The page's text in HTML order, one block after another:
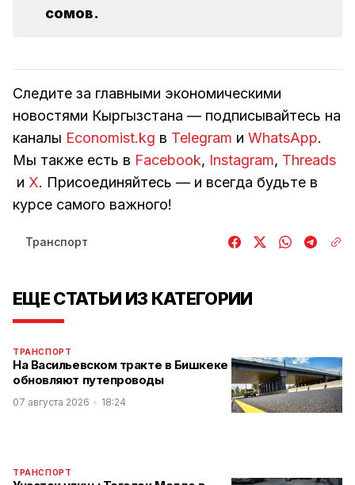
сомов.
Следите за главными экономическими
новостями Кыргызстана — подписывайтесь на
каналы Economist.kg в Telegram и WhatsApp.
Мы также есть в Facebook, Instagram, Threads
и Х. Присоединяйтесь — и всегда будьте в
курсе самого важного!
Транспорт
ЕЩЕ СТАТЬИ ИЗ КАТЕГОРИИ
ТРАНСПОРТ
На Васильевском тракте в Бишкеке
обновляют путепроводы
07 августа 2026 18:24
ТРАНСПОРТ